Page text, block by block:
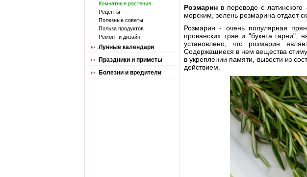
Комнатные растения
Рецепты
Полезные советы
Польза продуктов
Ремонт и дизайн
Лунные календари
Праздники и приметы
Болезни и вредители
Розмарин в переводе с
морским, зелень розмарина отдает
Розмарин - очень популярная
прованских трав и "букета гарни",
установлено, что розмарин
Содержащиеся в нем вещества
в укреплении памяти, вывести из
действием.